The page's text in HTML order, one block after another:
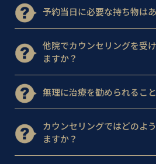
予約当日に必要な持ち物は
他院でカウンセリングを受
ますか？
無理に治療を勧められるこ
カウンセリングではどのよ
ますか？